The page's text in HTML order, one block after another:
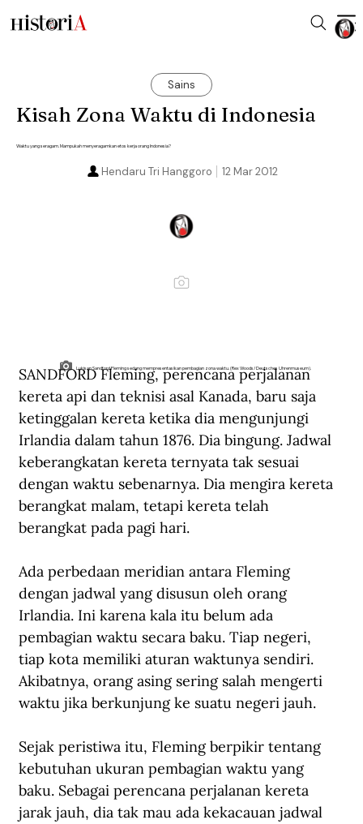
Sains
Kisah Zona Waktu di Indonesia
Waktu yang seragam. Mampukah menyeragamkan etos kerja orang Indonesia?
12 Mar 2012
Hendaru Tri Hanggoro
Lukisan Sandford Fleming sedang mempresentasikan pembagian zona waktu. (Rex Woods/Deutsches Uhrenmuseum).
SANDFORD Fleming, perencana perjalanan
kereta api dan teknisi asal Kanada, baru saja
ketinggalan kereta ketika dia mengunjungi
Irlandia dalam tahun 1876. Dia bingung. Jadwal
keberangkatan kereta ternyata tak sesuai
dengan waktu sebenarnya. Dia mengira kereta
berangkat malam, tetapi kereta telah
berangkat pada pagi hari.
Ada perbedaan meridian antara Fleming
dengan jadwal yang disusun oleh orang
Irlandia. Ini karena kala itu belum ada
pembagian waktu secara baku. Tiap negeri,
tiap kota memiliki aturan waktunya sendiri.
Akibatnya, orang asing sering salah mengerti
waktu jika berkunjung ke suatu negeri jauh.
Sejak peristiwa itu, Fleming berpikir tentang
kebutuhan ukuran pembagian waktu yang
baku. Sebagai perencana perjalanan kereta
jarak jauh, dia tak mau ada kekacauan jadwal